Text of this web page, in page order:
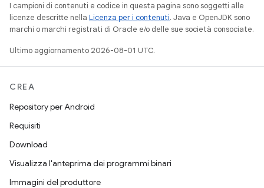
I campioni di contenuti e codice in questa pagina sono soggetti alle
licenze descritte nella Licenza per i contenuti. Java e OpenJDK sono
marchi o marchi registrati di Oracle e/o delle sue società consociate.
Ultimo aggiornamento 2026-08-01 UTC.
CREA
Repository per Android
Requisiti
Download
Visualizza l'anteprima dei programmi binari
Immagini del produttore